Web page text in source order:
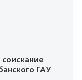
ГАУ